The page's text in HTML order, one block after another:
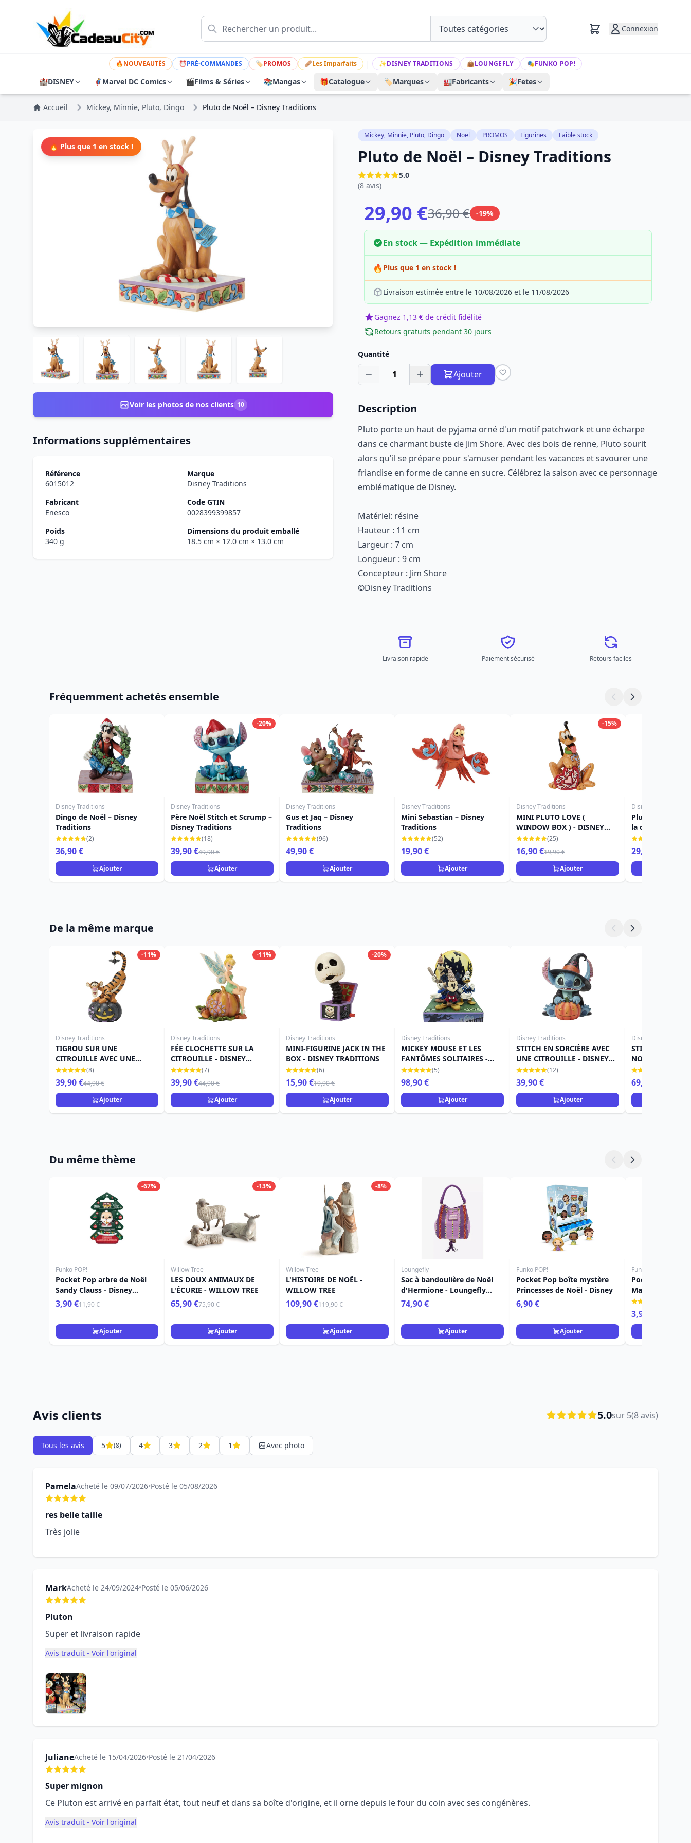
Connexion
🔥NOUVEAUTÉS ⏰PRÉ-COMMANDES 🏷PROMOS 🩹Les Imparfaits | ✨DISNEY TRADITIONS 👜LOUNGEFLY 🎭FUNKO POP!
🏰DISNEY 🦸 Marvel DC Comics 🎬Films & Séries 📚Mangas 🎁Catalogue 🏷️Marques 🏭Fabricants 🎉Fetes
Accueil Mickey, Minnie, Pluto, Dingo Pluto de Noël – Disney Traditions
🔥 Plus que 1 en stock !
Voir les photos de nos clients 10
Informations supplémentaires
Référence
6015012
Marque
Disney Traditions
Fabricant
Enesco
Code GTIN
0028399399857
Poids
340 g
Dimensions du produit emballé
18.5 cm × 12.0 cm × 13.0 cm
Mickey, Minnie, Pluto, Dingo Noël PROMOS Figurines Faible stock
Pluto de Noël – Disney Traditions
5.0
(8 avis)
29,90 €36,90 € -19%
En stock — Expédition immédiate
🔥 Plus que 1 en stock !
Livraison estimée entre le 10/08/2026 et le 11/08/2026
Gagnez 1,13 € de crédit fidélité
Retours gratuits pendant 30 jours
Quantité
1 Ajouter
Description
Pluto porte un haut de pyjama orné d'un motif patchwork et une écharpe
dans ce charmant buste de Jim Shore. Avec des bois de renne, Pluto sourit
alors qu'il se prépare pour s'amuser pendant les vacances et savourer une
friandise en forme de canne en sucre. Célébrez la saison avec ce personnage
emblématique de Disney.
Matériel: résine
Hauteur : 11 cm
Largeur : 7 cm
Longueur : 9 cm
Concepteur : Jim Shore
©Disney Traditions
Livraison rapide Paiement sécurisé Retours faciles
Fréquemment achetés ensemble
Disney Traditions
Dingo de Noël – Disney
Traditions
(2)
36,90 €
Ajouter
-20%
Disney Traditions
Père Noël Stitch et Scrump –
Disney Traditions
(18)
39,90 €49,90 €
Ajouter
Disney Traditions
Gus et Jaq – Disney
Traditions
(96)
49,90 €
Ajouter
Disney Traditions
Mini Sebastian – Disney
Traditions
(52)
19,90 €
Ajouter
-15%
Disney Traditions
MINI PLUTO LOVE (
WINDOW BOX ) - DISNEY
TRADITIONS
(25)
16,90 €19,90 €
Ajouter
Disney Traditions
Pluto clochette
la queue -
29,90 €
De la même marque
-11%
Disney Traditions
TIGROU SUR UNE
CITROUILLE AVEC UNE
CHAUVE-SOURIS - DISNEY
TRADITIONS
(8)
39,90 €44,90 €
Ajouter
-11%
Disney Traditions
FÉE CLOCHETTE SUR LA
CITROUILLE - DISNEY
TRADITIONS
(7)
39,90 €44,90 €
Ajouter
-20%
Disney Traditions
MINI-FIGURINE JACK IN THE
BOX - DISNEY TRADITIONS
(6)
15,90 €19,90 €
Ajouter
Disney Traditions
MICKEY MOUSE ET LES
FANTÔMES SOLITAIRES -
DISNEY TRADITIONS
(5)
98,90 €
Ajouter
Disney Traditions
STITCH EN SORCIÈRE AVEC
UNE CITROUILLE - DISNEY
TRADITIONS
(12)
39,90 €
Ajouter
Disney Traditions
STITCH AVEC
NOËL (LED) -
TRADITIONS
69,90 €
Du même thème
-67%
Funko POP!
Pocket Pop arbre de Noël
Sandy Clauss - Disney
L'étrange Noël De Monsieur
Jack
3,90 €11,90 €
Ajouter
-13%
Willow Tree
LES DOUX ANIMAUX DE
L'ÉCURIE - WILLOW TREE
65,90 €75,90 €
Ajouter
-8%
Willow Tree
L'HISTOIRE DE NOËL -
WILLOW TREE
109,90 €119,90 €
Ajouter
Loungefly
Sac à bandoulière de Noël
d'Hermione - Loungefly
Harry Potter
74,90 €
Ajouter
Funko POP!
Pocket Pop boîte mystère
Princesses de Noël - Disney
6,90 €
Ajouter
Funko POP!
Pocket Pop
Maire - Disney
Noël De
3,90 €
Avis clients 5.0sur 5(8 avis)
Tous les avis 5 (8) 4 3 2 1 Avec photo
PamelaAcheté le 09/07/2026•Posté le 05/08/2026
res belle taille
Très jolie
MarkAcheté le 24/09/2024•Posté le 05/06/2026
Pluton
Super et livraison rapide
Avis traduit - Voir l'original
JulianeAcheté le 15/04/2026•Posté le 21/04/2026
Super mignon
Ce Pluton est arrivé en parfait état, tout neuf et dans sa boîte d'origine, et il orne depuis le four du coin avec ses congénères.
Avis traduit - Voir l'original